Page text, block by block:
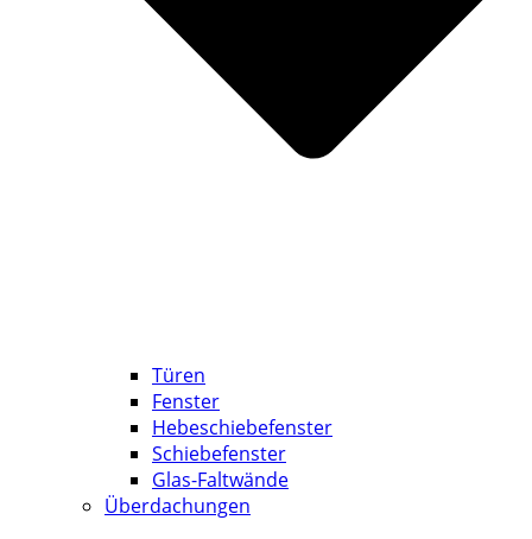
Türen
Fenster
Hebeschiebefenster
Schiebefenster
Glas-Faltwände
Überdachungen